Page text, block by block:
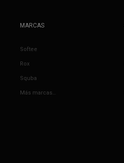
MARCAS
Softee
Rox
Squba
Más marcas…